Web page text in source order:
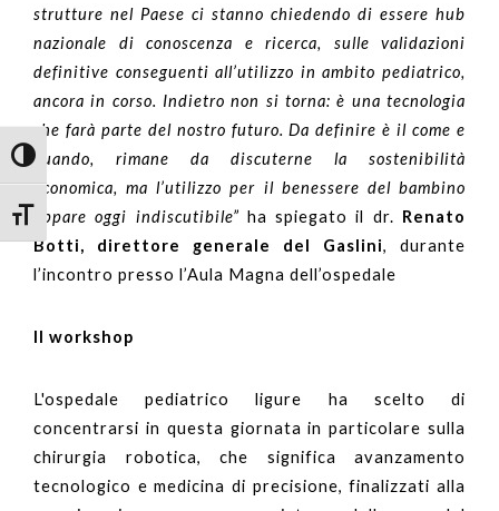
Attiva/disattiva alto contrasto
Attiva/disattiva dimensione testo
strutture nel Paese ci stanno chiedendo di essere hub
nazionale di conoscenza e ricerca, sulle validazioni
definitive conseguenti all’utilizzo in ambito pediatrico,
ancora in corso. Indietro non si torna: è una tecnologia
che farà parte del nostro futuro. Da definire è il come e
quando, rimane da discuterne la sostenibilità
economica, ma l’utilizzo per il benessere del bambino
appare oggi indiscutibile” ha spiegato il dr. Renato
Botti, direttore generale del Gaslini, durante
l’incontro presso l’Aula Magna dell’ospedale
Il workshop
L'ospedale pediatrico ligure ha scelto di
concentrarsi in questa giornata in particolare sulla
chirurgia robotica, che significa avanzamento
tecnologico e medicina di precisione, finalizzati alla